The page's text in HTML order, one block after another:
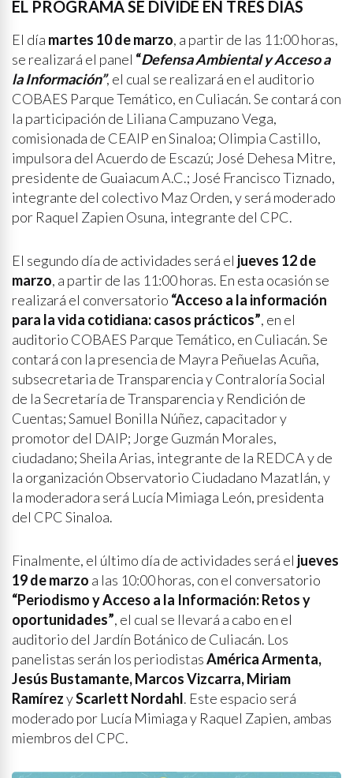
EL PROGRAMA SE DIVIDE EN TRES DÍAS
El día martes 10 de marzo, a partir de las 11:00 horas,
se realizará el panel “Defensa Ambiental y Acceso a
la Información”, el cual se realizará en el auditorio
COBAES Parque Temático, en Culiacán. Se contará con
la participación de Liliana Campuzano Vega,
comisionada de CEAIP en Sinaloa; Olimpia Castillo,
impulsora del Acuerdo de Escazú; José Dehesa Mitre,
presidente de Guaiacum A.C.; José Francisco Tiznado,
integrante del colectivo Maz Orden, y será moderado
por Raquel Zapien Osuna, integrante del CPC.
El segundo día de actividades será el jueves 12 de
marzo, a partir de las 11:00 horas. En esta ocasión se
realizará el conversatorio “Acceso a la información
para la vida cotidiana: casos prácticos”, en el
auditorio COBAES Parque Temático, en Culiacán. Se
contará con la presencia de Mayra Peñuelas Acuña,
subsecretaria de Transparencia y Contraloría Social
de la Secretaría de Transparencia y Rendición de
Cuentas; Samuel Bonilla Núñez, capacitador y
promotor del DAIP; Jorge Guzmán Morales,
ciudadano; Sheila Arias, integrante de la REDCA y de
la organización Observatorio Ciudadano Mazatlán, y
la moderadora será Lucía Mimiaga León, presidenta
del CPC Sinaloa.
Finalmente, el último día de actividades será el jueves
19 de marzo a las 10:00 horas, con el conversatorio
“Periodismo y Acceso a la Información: Retos y
oportunidades”, el cual se llevará a cabo en el
auditorio del Jardín Botánico de Culiacán. Los
panelistas serán los periodistasAmérica Armenta,
Jesús Bustamante, Marcos Vizcarra, Miriam
RamírezyScarlett Nordahl. Este espacio será
moderado por Lucía Mimiaga y Raquel Zapien, ambas
miembros del CPC.